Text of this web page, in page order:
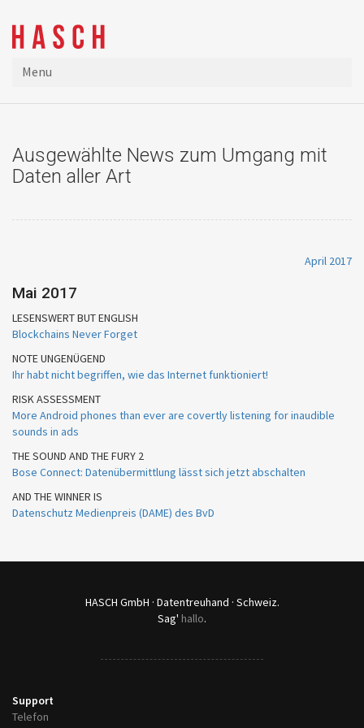
Menu
Ausgewählte News zum Umgang mit
Daten aller Art
April 2017
Mai 2017
LESENSWERT BUT ENGLISH
Blockchains Never Forget
NOTE UNGENÜGEND
Ihr habt nicht begriffen, wie das Internet funktioniert!
RISK ASSESSMENT
More Android phones than ever are covertly listening for inaudible
sounds in ads
THE SOUND AND THE FURY 2
Bose Connect: Datenübermittlung lässt sich jetzt abschalten
AND THE WINNER IS
Datenschutz Medienpreis (DAME) des BvD
HASCH GmbH · Datentreuhand · Schweiz.
Sag' hallo.
Support
Telefon